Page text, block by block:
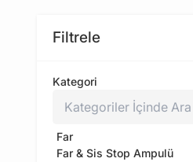
Filtrele
Kategori
Far
Far & Sis Stop Ampulü